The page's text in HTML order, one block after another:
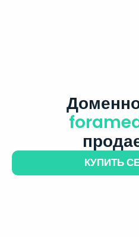
КУПИТЬ